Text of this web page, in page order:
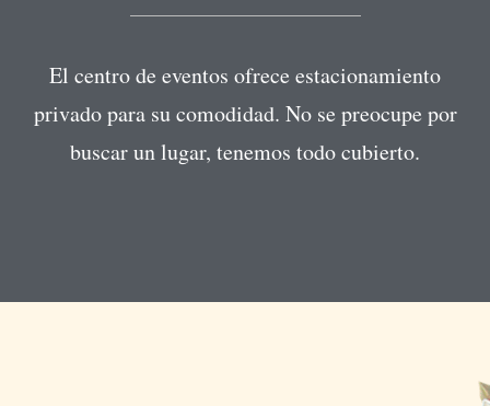
El centro de eventos ofrece estacionamiento
privado para su comodidad. No se preocupe por
buscar un lugar, tenemos todo cubierto.